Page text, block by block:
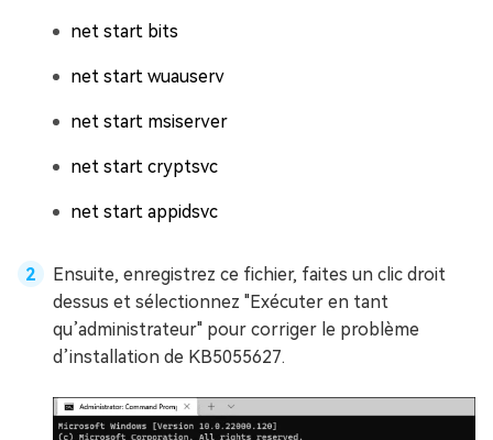
net start bits
net start wuauserv
net start msiserver
net start cryptsvc
net start appidsvc
Ensuite, enregistrez ce fichier, faites un clic droit
dessus et sélectionnez "Exécuter en tant
qu’administrateur" pour corriger le problème
d’installation de KB5055627.